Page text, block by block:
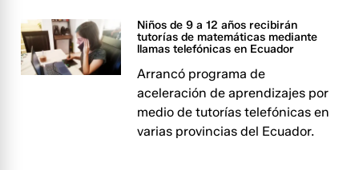
Niños de 9 a 12 años recibirán
tutorías de matemáticas mediante
llamas telefónicas en Ecuador
Arrancó programa de
aceleración de aprendizajes por
medio de tutorías telefónicas en
varias provincias del Ecuador.